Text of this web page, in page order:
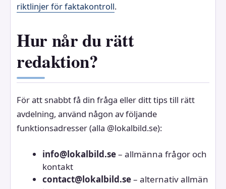
riktlinjer för faktakontroll.
Hur når du rätt
redaktion?
För att snabbt få din fråga eller ditt tips till rätt
avdelning, använd någon av följande
funktionsadresser (alla @lokalbild.se):
info@lokalbild.se– allmänna frågor och
kontakt
contact@lokalbild.se– alternativ allmän